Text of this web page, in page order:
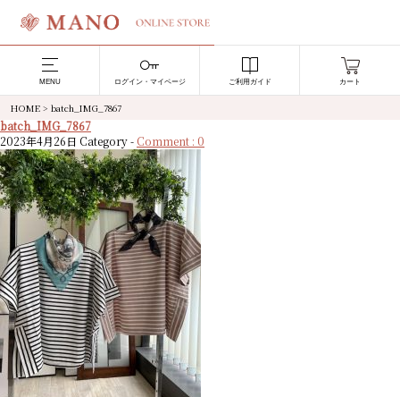
MENU ログイン・マイページ ご利用ガイド カート
HOME > batch_IMG_7867
batch_IMG_7867
2023年4月26日 Category - Comment : 0